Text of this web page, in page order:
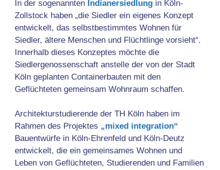
In der sogenannten Indianersiedlung in Köln-
Zollstock haben „die Siedler ein eigenes Konzept
entwickelt, das selbstbestimmtes Wohnen für
Siedler, ältere Menschen und Flüchtlinge vorsieht“.
Innerhalb dieses Konzeptes möchte die
Siedlergenossenschaft anstelle der von der Stadt
Köln geplanten Containerbauten mit den
Geflüchteten gemeinsam Wohnraum schaffen.
Architekturstudierende der TH Köln haben im
Rahmen des Projektes „mixed integration“
Bauentwürfe in Köln-Ehrenfeld und Köln-Deutz
entwickelt, die ein gemeinsames Wohnen und
Leben von Geflüchteten, Studierenden und Familien